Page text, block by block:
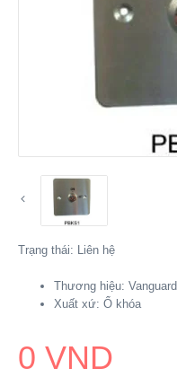
Trạng thái: Liên hệ
Thương hiệu: Vanguard
Xuất xứ: Ổ khóa
0 VND